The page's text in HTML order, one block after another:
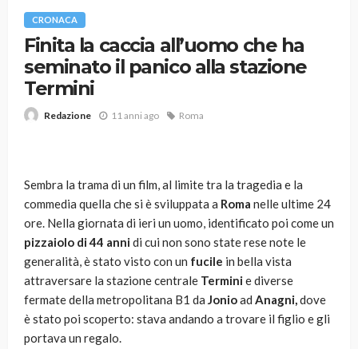
CRONACA
Finita la caccia all’uomo che ha
seminato il panico alla stazione
Termini
Redazione 11 anni ago Roma
Sembra la trama di un film, al limite tra la tragedia e la
commedia quella che si è sviluppata a Roma nelle ultime 24
ore. Nella giornata di ieri un uomo, identificato poi come un
pizzaiolo di 44 annidi cui non sono state rese note le
generalità, è stato visto con un fucile in bella vista
attraversare la stazione centrale Terminie diverse
fermate della metropolitana B1 da Jonioad Anagni,dove
è stato poi scoperto: stava andando a trovare il figlio e gli
portava un regalo.